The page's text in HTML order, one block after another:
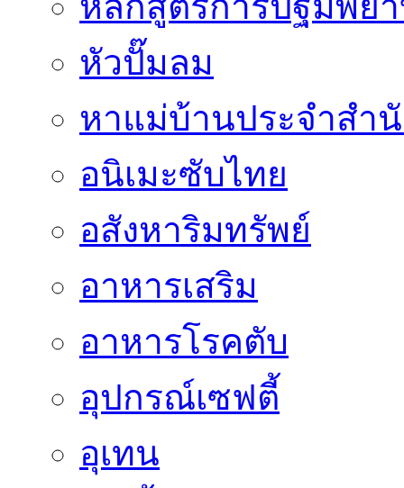
หัวปั๊มลม
หาแม่บ้านประจำสำ
อนิเมะซับไทย
อสังหาริมทรัพย์
อาหารเสริม
อาหารโรคตับ
อุปกรณ์เซฟตี้
อุเทน